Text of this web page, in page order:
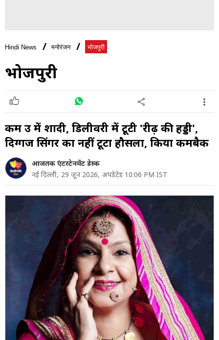
Hindi News मनोरंजन भोजपुरी
भोजपुरी
कम उम्र में शादी, डिलीवरी में टूटी 'रीढ़ की हड्डी',
दिग्गज सिंगर का नहीं टूटा हौसला, किया कमबैक
आजतक एंटरटेनमेंट डेस्क
नई दिल्ली, 29 जून 2026, अपडेटेड 10:06 PM IST